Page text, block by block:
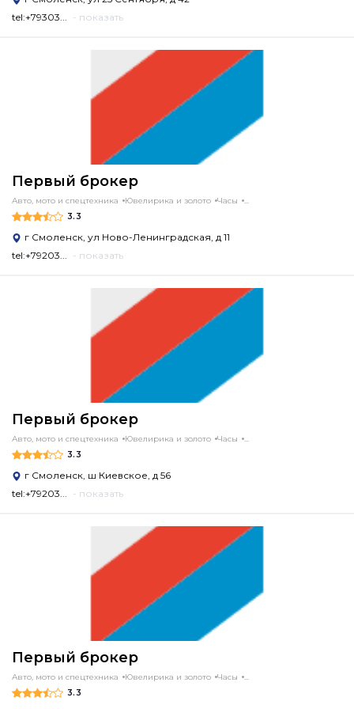
tel:+79303... - показать
Первый брокер
Авто, мото и спецтехника Ювелирика и золото Часы ...
3.3
г Смоленск, ул Ново-Ленинградская, д 11
tel:+79203... - показать
Первый брокер
Авто, мото и спецтехника Ювелирика и золото Часы ...
3.3
г Смоленск, ш Киевское, д 56
tel:+79203... - показать
Первый брокер
Авто, мото и спецтехника Ювелирика и золото Часы ...
3.3